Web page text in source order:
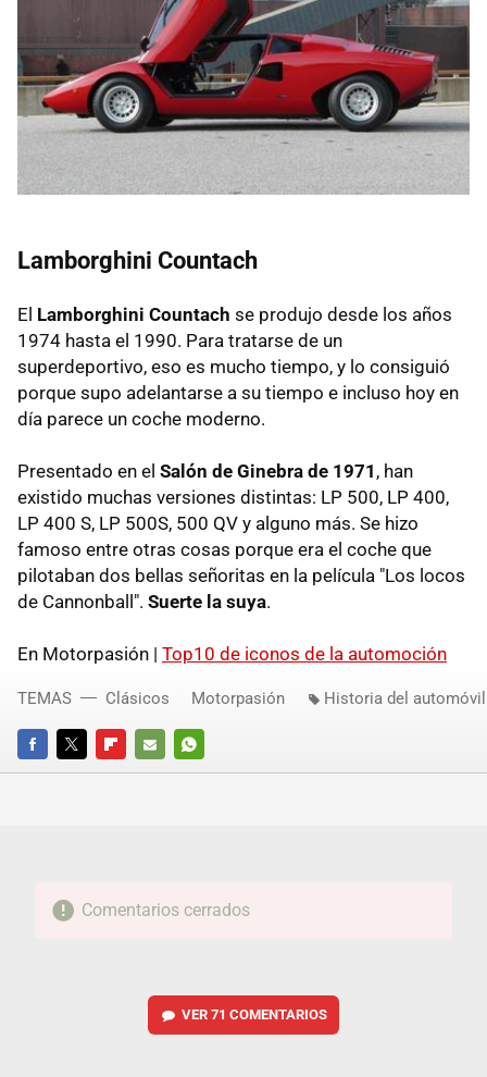
Lamborghini Countach
El Lamborghini Countach se produjo desde los años
1974 hasta el 1990. Para tratarse de un
superdeportivo, eso es mucho tiempo, y lo consiguió
porque supo adelantarse a su tiempo e incluso hoy en
día parece un coche moderno.
Presentado en el Salón de Ginebra de 1971 , han
existido muchas versiones distintas: LP 500, LP 400,
LP 400 S, LP 500S, 500 QV y alguno más. Se hizo
famoso entre otras cosas porque era el coche que
pilotaban dos bellas señoritas en la película "Los locos
de Cannonball". Suerte la suya.
En Motorpasión | Top10 de iconos de la automoción
FACEBOOKTWITTERFLIPBOARD
E-
WHATSAPP
TEMAS Clásicos Motorpasión Historia del automóvil
Comentarios cerrados
VER 71 COMENTARIOS